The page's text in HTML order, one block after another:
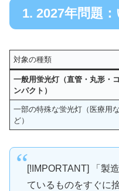
1. 2027年問題
対象の種類
一般用蛍光灯（直管・丸形・コ
ンパクト）
一部の特殊な蛍光灯（医療用な
ど）
[!IMPORTANT] 「製
ているものをすぐに